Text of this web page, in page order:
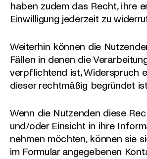
haben zudem das Recht, ihre
Einwilligung jederzeit zu
Weiterhin können die
Fällen in denen die
verpflichtend ist, Widerspruch
dieser rechtmäßig begründet
Wenn die Nutzenden diese
und/oder Einsicht in ihre
nehmen möchten, können sie
im Formular angegebenen